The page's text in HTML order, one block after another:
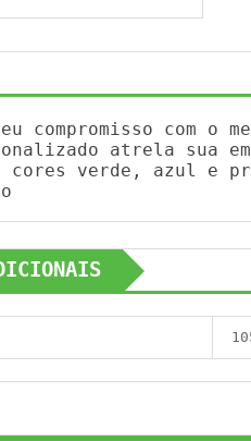
compromisso com o
atrela sua
cores verde, azul e